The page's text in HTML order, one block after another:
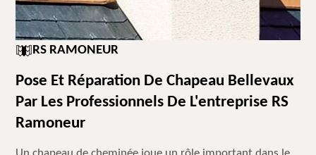
RS RAMONEUR
Pose Et Réparation De Chapeau Bellevaux
Par Les Professionnels De L'entreprise RS
Ramoneur